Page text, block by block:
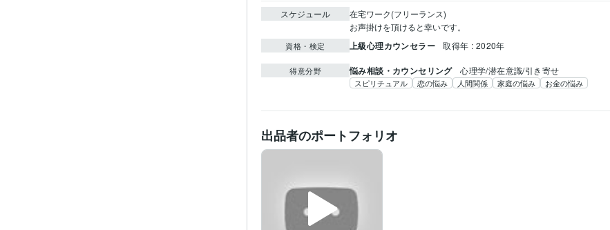
スケジュール
在宅ワーク(フリーランス)
お声掛けを頂けると幸いです。
資格・検定 上級心理カウンセラー 取得年 : 2020年
得意分野 悩み相談・カウンセリング 心理学/潜在意識/引き寄せ
スピリチュアル 恋の悩み 人間関係 家庭の悩み お金の悩み
出品者のポートフォリオ